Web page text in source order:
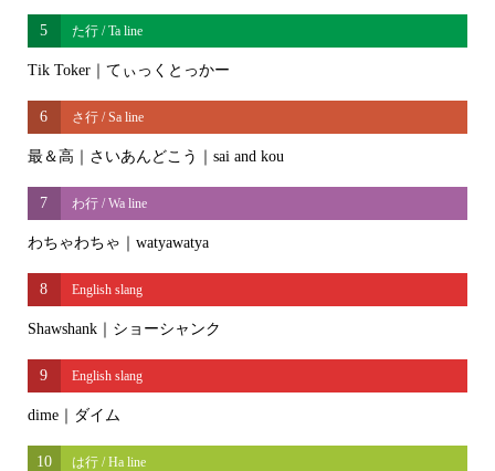
5 た行 / Ta line
Tik Toker｜てぃっくとっかー
6 さ行 / Sa line
最＆高｜さいあんどこう｜sai and kou
7 わ行 / Wa line
わちゃわちゃ｜watyawatya
8 English slang
Shawshank｜ショーシャンク
9 English slang
dime｜ダイム
10 は行 / Ha line